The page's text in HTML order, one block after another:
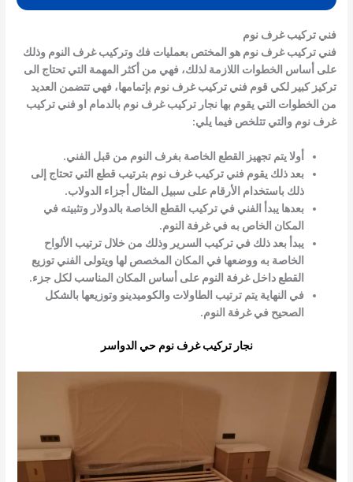
فني تركيب غرف نوم
فني تركيب غرف نوم هو المختص بعمليات فك وتركيب غرف النوم وذلك
على أساس الخطوات اللازمة لذلك، فهي من أكثر المهمة التي تحتاج الى
تركيز كبير لكي قومفني تركيب غرف نوم بإتمامها، فهي تتضمن العديد
من الخطوات التي يقوم بها نجار تركيب غرف نوم بالدمام اوفني تركيب
غرف نوم والتي تتلخص فيما يلي:
أولا يتم تجهيز القطع الخاصة بغرف النوم من قبل الفني.
بعد ذلك يقومفني تركيب غرف نوم بترتيب قطع التي تحتاج إلى
ذلك باستخدام الأرقام على سبيل المثال أجزاء الدولاب.
بعدها يبدأ الفني في تركيب القطع الخاصة بالدولار وتثبيته في
المكان الخاص به في غرفة النوم.
يبدأ بعد ذلك في تركيب السرير وذلك من خلال ترتيب الألواح
الخاصة به ووضعها في المكان المخصص لها ويتولى الفني توزيع
القطع داخل غرفة النوم على أساس المكان المناسب لكل جزء.
في النهاية يتم ترتيب الطاولات والكوميدينو وتوزيعها بالشكل
الصحيح في غرفة النوم.
نجار تركيب غرف نوم حي الدواسر